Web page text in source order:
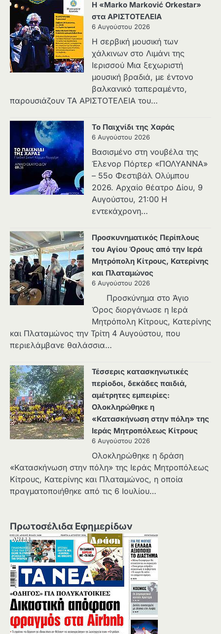
Η «Marko Marković Orkestar»
στα ΑΡΙΣΤΟΤΕΛΕΙΑ
6 Αυγούστου 2026
Η σερβική μουσική των
χάλκινων στο Λιμάνι της
Ιερισσού Μια ξεχωριστή
μουσική βραδιά, με έντονο
βαλκανικό ταπεραμέντο,
παρουσιάζουν ΤΑ ΑΡΙΣΤΟΤΕΛΕΙΑ του…
Το Παιχνίδι της Χαράς
6 Αυγούστου 2026
Βασισμένο στη νουβέλα της
Έλενορ Πόρτερ «ΠΟΛΥΑΝΝΑ»
– 55ο Φεστιβάλ Ολύμπου
2026. Αρχαίο θέατρο Δίου, 9
Αυγούστου, 21:00 Η
εντεκάχρονη…
Προσκυνηματικός Περίπλους
του Αγίου Όρους από την Ιερά
Μητρόπολη Κίτρους, Κατερίνης
και Πλαταμώνος
6 Αυγούστου 2026
Προσκύνημα στο Άγιο
Όρος διοργάνωσε η Ιερά
Μητρόπολη Κίτρους, Κατερίνης
και Πλαταμώνος την Τρίτη 4 Αυγούστου, που
περιελάμβανε θαλάσσια…
Τέσσερις κατασκηνωτικές
περίοδοι, δεκάδες παιδιά,
αμέτρητες εμπειρίες:
Ολοκληρώθηκε η
«Κατασκήνωση στην πόλη» της
Ιεράς Μητροπόλεως Κίτρους
6 Αυγούστου 2026
Ολοκληρώθηκε η δράση
«Κατασκήνωση στην πόλη» της Ιεράς Μητροπόλεως
Κίτρους, Κατερίνης και Πλαταμώνος, η οποία
πραγματοποιήθηκε από τις 6 Ιουλίου…
Πρωτοσέλιδα Εφημερίδων